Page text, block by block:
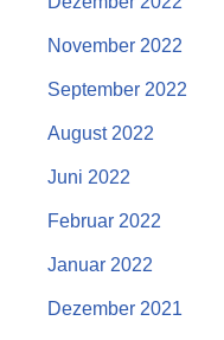
November 2022
September 2022
August 2022
Juni 2022
Februar 2022
Januar 2022
Dezember 2021